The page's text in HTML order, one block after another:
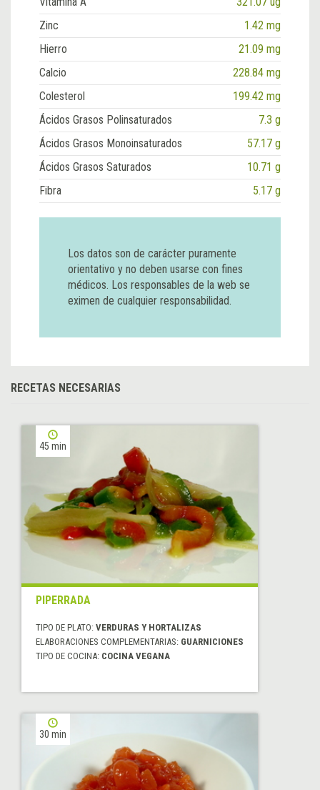
Zinc
1.42 mg
Hierro
21.09 mg
Calcio
228.84 mg
Colesterol
199.42 mg
Ácidos Grasos Polinsaturados
7.3 g
Ácidos Grasos Monoinsaturados
57.17 g
Ácidos Grasos Saturados
10.71 g
Fibra
5.17 g
Los datos son de carácter puramente
orientativo y no deben usarse con fines
médicos. Los responsables de la web se
eximen de cualquier responsabilidad.
RECETAS NECESARIAS
45 min
PIPERRADA
TIPO DE PLATO: VERDURAS Y HORTALIZAS
ELABORACIONES COMPLEMENTARIAS: GUARNICIONES
TIPO DE COCINA: COCINA VEGANA
30 min